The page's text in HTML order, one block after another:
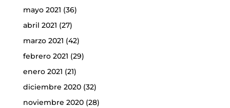
mayo 2021 (36)
abril 2021 (27)
marzo 2021 (42)
febrero 2021 (29)
enero 2021 (21)
diciembre 2020(32)
noviembre 2020(28)